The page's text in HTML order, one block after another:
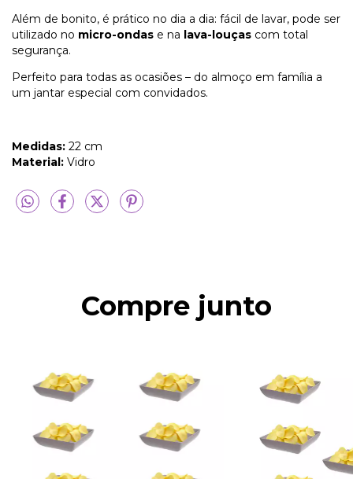
Além de bonito, é prático no dia a dia: fácil de lavar, pode ser
utilizado no micro-ondas e na lava-louças com total
segurança.
Perfeito para todas as ocasiões – do almoço em família a
um jantar especial com convidados.
Medidas: 22 cm
Material: Vidro
Compre junto